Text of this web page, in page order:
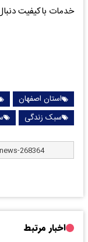
خدمات باکیفیت
استان اصفهان
سبک زندگی
اخبار مرتبط